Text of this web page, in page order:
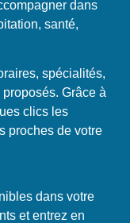
dans
santé,
spécialités,
Grâce à
clics les
proches de votre
dans votre
et entrez en